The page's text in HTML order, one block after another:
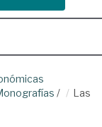
/
Las